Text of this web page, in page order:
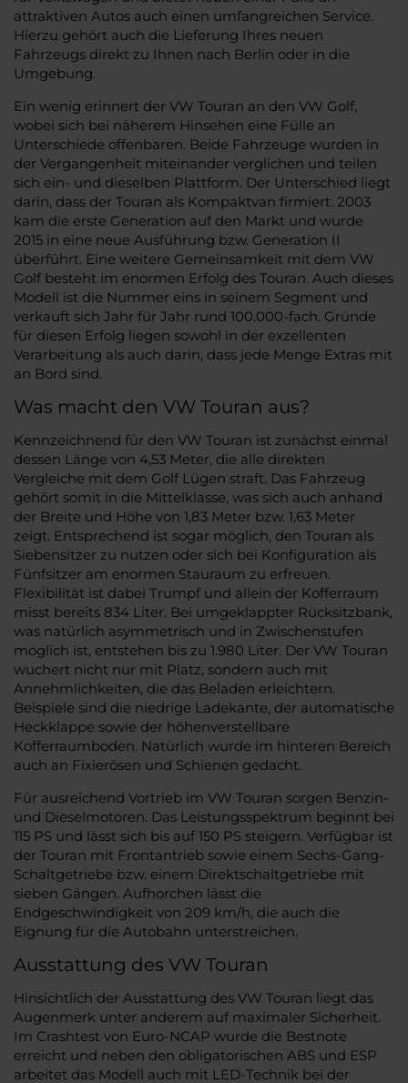
attraktiven Autos auch einen umfangreichen Service.
Hierzu gehört auch die Lieferung Ihres neuen
Fahrzeugs direkt zu Ihnen nach Berlin oder in die
Umgebung.
Ein wenig erinnert der VW Touran an den VW Golf,
wobei sich bei näherem Hinsehen eine Fülle an
Unterschiede offenbaren. Beide Fahrzeuge wurden in
der Vergangenheit miteinander verglichen und teilen
sich ein- und dieselben Plattform. Der Unterschied liegt
darin, dass der Touran als Kompaktvan firmiert. 2003
kam die erste Generation auf den Markt und wurde
2015 in eine neue Ausführung bzw. Generation II
überführt. Eine weitere Gemeinsamkeit mit dem VW
Golf besteht im enormen Erfolg des Touran. Auch dieses
Modell ist die Nummer eins in seinem Segment und
verkauft sich Jahr für Jahr rund 100.000-fach. Gründe
für diesen Erfolg liegen sowohl in der exzellenten
Verarbeitung als auch darin, dass jede Menge Extras mit
an Bord sind.
Was macht den VW Touran aus?
Kennzeichnend für den VW Touran ist zunächst einmal
dessen Länge von 4,53 Meter, die alle direkten
Vergleiche mit dem Golf Lügen straft. Das Fahrzeug
gehört somit in die Mittelklasse, was sich auch anhand
der Breite und Höhe von 1,83 Meter bzw. 1,63 Meter
zeigt. Entsprechend ist sogar möglich, den Touran als
Siebensitzer zu nutzen oder sich bei Konfiguration als
Fünfsitzer am enormen Stauraum zu erfreuen.
Flexibilität ist dabei Trumpf und allein der Kofferraum
misst bereits 834 Liter. Bei umgeklappter Rücksitzbank,
was natürlich asymmetrisch und in Zwischenstufen
möglich ist, entstehen bis zu 1.980 Liter. Der VW Touran
wuchert nicht nur mit Platz, sondern auch mit
Annehmlichkeiten, die das Beladen erleichtern.
Beispiele sind die niedrige Ladekante, der automatische
Heckklappe sowie der höhenverstellbare
Kofferraumboden. Natürlich wurde im hinteren Bereich
auch an Fixierösen und Schienen gedacht.
Für ausreichend Vortrieb im VW Touran sorgen Benzin-
und Dieselmotoren. Das Leistungsspektrum beginnt bei
115 PS und lässt sich bis auf 150 PS steigern. Verfügbar ist
der Touran mit Frontantrieb sowie einem Sechs-Gang-
Schaltgetriebe bzw. einem Direktschaltgetriebe mit
sieben Gängen. Aufhorchen lässt die
Endgeschwindigkeit von 209 km/h, die auch die
Eignung für die Autobahn unterstreichen.
Ausstattung des VW Touran
Hinsichtlich der Ausstattung des VW Touran liegt das
Augenmerk unter anderem auf maximaler Sicherheit.
Im Crashtest von Euro-NCAP wurde die Bestnote
erreicht und neben den obligatorischen ABS und ESP
arbeitet das Modell auch mit LED-Technik bei der